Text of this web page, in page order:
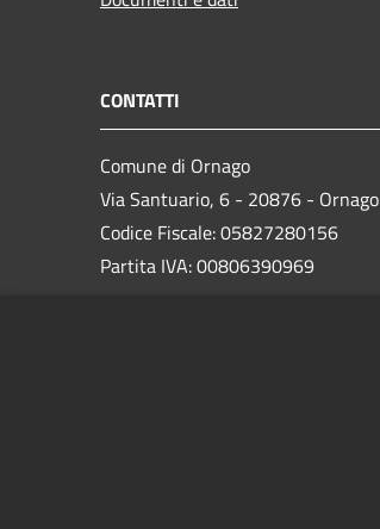
CONTATTI
Comune di Ornago
Via Santuario, 6 - 20876 - Ornago
Codice Fiscale: 05827280156
Partita IVA: 00806390969